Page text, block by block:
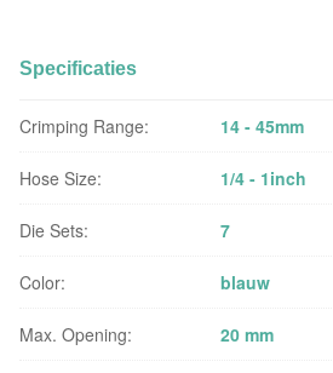
Specificaties
Crimping Range: 14 - 45mm
Hose Size: 1/4 - 1inch
Die Sets: 7
Color: blauw
Max. Opening: 20 mm